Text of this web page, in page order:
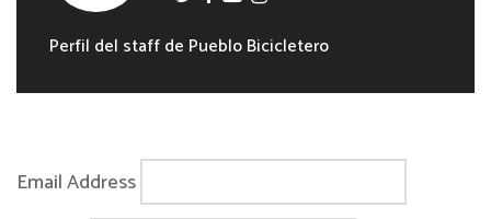
Perfil del staff de Pueblo Bicicletero
Email Address